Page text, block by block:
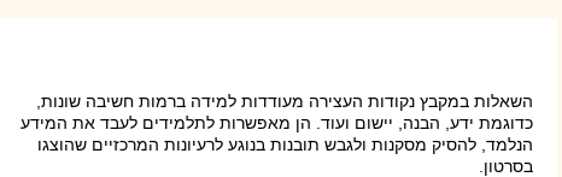
השאלות במקבץ נקודות העצירה מעודדות למידה ברמות חשיבה שונות,
כדוגמת ידע, הבנה, יישום ועוד. הן מאפשרות לתלמידים לעבד את המידע
הנלמד, להסיק מסקנות ולגבש תובנות בנוגע לרעיונות המרכזיים שהוצגו
בסרטון.